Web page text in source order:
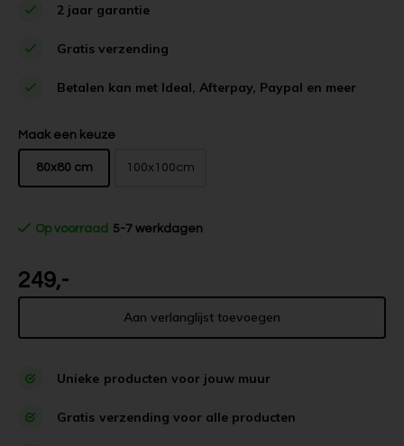
2 jaar garantie
Gratis verzending
Betalen kan met Ideal, Afterpay, Paypal en meer
Maak een keuze
80x80 cm 100x100cm
Op voorraad 5-7 werkdagen
249,-
Aan verlanglijst toevoegen
Unieke producten voor jouw muur
Gratis verzending voor alle producten